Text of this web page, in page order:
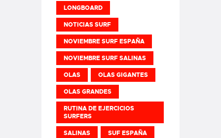
LONGBOARD
NOTICIAS SURF
NOVIEMBRE SURF ESPAÑA
NOVIEMBRE SURF SALINAS
OLAS OLAS GIGANTES
OLAS GRANDES
RUTINA DE EJERCICIOS
SURFERS
SALINAS SUF ESPAÑA